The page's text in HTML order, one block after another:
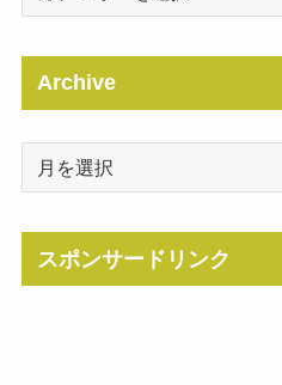
Archive
Archive
スポンサードリンク